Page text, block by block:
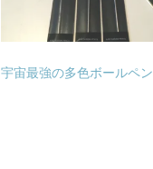
宇宙最強の多色ボールペン